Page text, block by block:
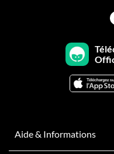
Aide & Informations